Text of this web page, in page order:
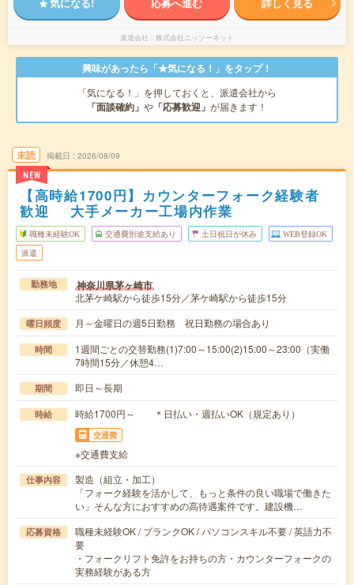
気になる! 応募へ進む 詳しく見る
派遣会社 株式会社ニッソーネット
興味があったら「★気になる！」をタップ！
「気になる！」を押しておくと、派遣会社から
「面談確約」 や 「応募歓迎」 が届きます！
未読
NEW
掲載日 2026/08/09
【高時給1700円】カウンターフォーク経験者
歓迎 大手メーカー工場内作業
職種未経験OK 交通費別途支給あり 土日祝日が休み WEB登録OK
派遣
勤務地 神奈川県茅ヶ崎市
北茅ケ崎駅から徒歩15分／茅ケ崎駅から徒歩15分
曜日頻度 月～金曜日の週5日勤務 祝日勤務の場合あり
時間
1週間ごとの交替勤務(1)7:00～15:00(2)15:00～23:00（実働
7時間15分／休憩4…
期間 即日～長期
時給 時給1700円～ ＊日払い・週払いOK（規定あり）
交通費
※交通費支給
仕事内容
製造（組立・加工）
「フォーク経験を活かして、もっと条件の良い職場で働きた
い」そんな方におすすめの高待遇案件です。建設機…
応募資格
職種未経験OK / ブランクOK / パソコンスキル不要 / 英語力不
要
・フォークリフト免許をお持ちの方・カウンターフォークの
実務経験がある方